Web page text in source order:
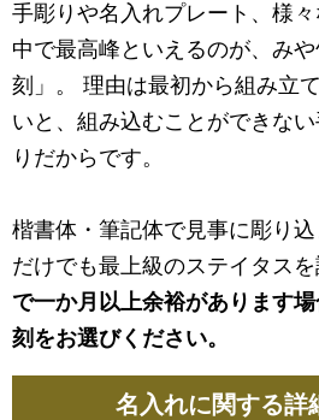
手彫りや名入れプレート、様
中で最高峰といえるのが、み
刻」。 理由は最初から組み立
いと、組み込むことができな
りだからです。
楷書体・筆記体で見事に彫り
だけでも最上級のステイタスを
で一か月以上余裕があります
刻をお選びください。
名入れに関する詳